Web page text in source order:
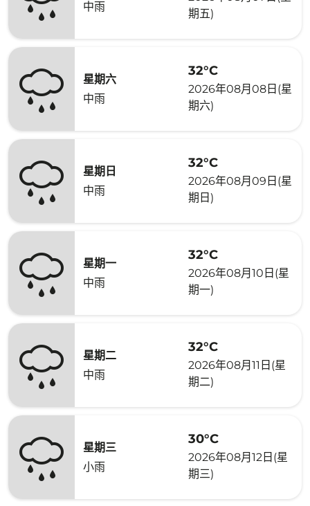
中雨
期五)
星期六
中雨
32°C
2026年08月08日(星
期六)
星期日
中雨
32°C
2026年08月09日(星
期日)
星期一
中雨
32°C
2026年08月10日(星
期一)
星期二
中雨
32°C
2026年08月11日(星
期二)
星期三
小雨
30°C
2026年08月12日(星
期三)